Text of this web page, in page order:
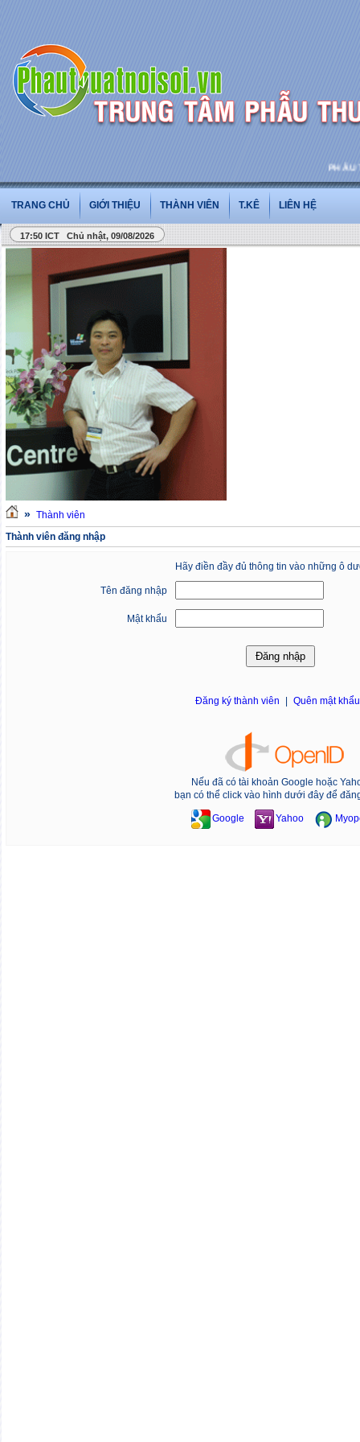
PHẪU
TRANG CHỦ GIỚI THIỆU THÀNH VIÊN T.KÊ LIÊN HỆ
17:50 ICT Chủ nhật, 09/08/2026
» Thành viên
Thành viên đăng nhập
Hãy điền đầy đủ thông tin vào những ô
Tên đăng nhập
Mật khẩu
Đăng ký thành viên Quên mật
Nếu đã có tài khoản Google hoặc
bạn có thể click vào hình dưới đây để
Google Yahoo